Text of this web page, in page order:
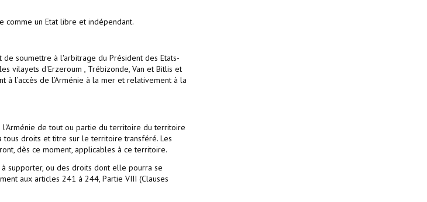
comme un Etat libre et indépendant.
de soumettre à l'arbitrage du Président des Etats-
vilayets d'Erzeroum , Trébizonde, Van et Bitlis et
à l’accès de l’Arménie à la mer et relativement à la
de tout ou partie du territoire du territoire
droits et titre sur le territoire transféré. Les
dès ce moment, applicables à ce territoire.
supporter, ou des droits dont elle pourra se
aux articles 241 à 244, Partie VIII (Clauses